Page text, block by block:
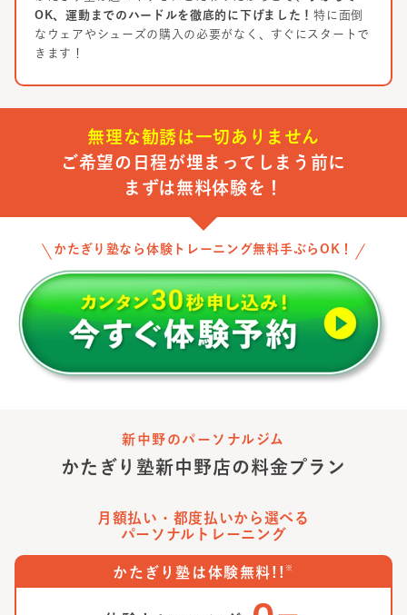
OK、運動までのハードルを徹底的に下げました！特に面倒
なウェアやシューズの購入の必要がなく、すぐにスタートで
きます！
無理な勧誘は一切ありません
ご希望の日程が埋まってしまう前に
まずは無料体験を！
かたぎり塾なら体験トレーニング無料手ぶらOK！
新中野のパーソナルジム
かたぎり塾新中野店 の料金プラン
月額払い・都度払いから選べる
パーソナルトレーニング
かたぎり塾は体験無料!! ※